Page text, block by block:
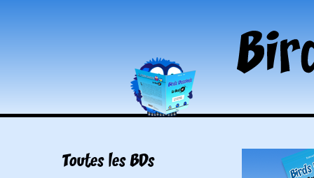
Toutes les BDs